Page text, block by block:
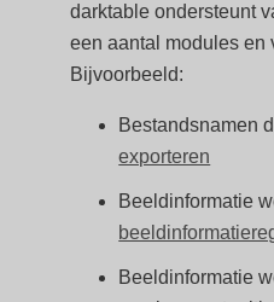
darktable ondersteunt
een aantal modules en
Bijvoorbeeld:
Bestandsnamen
exporteren
Beeldinformatie
Beeldinformatie